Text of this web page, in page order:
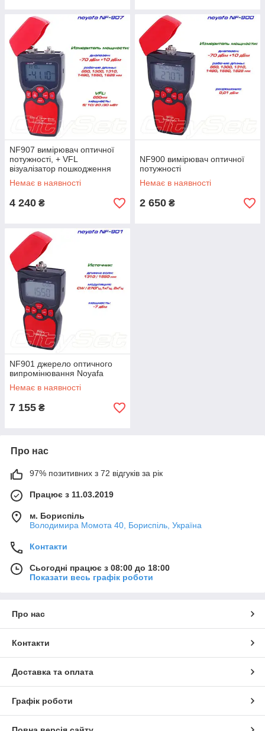
NF907 вимірювач оптичної
потужності, + VFL
візуалізатор пошкодження
оптичного волокна
Немає в наявності
4 240 ₴
NF900 вимірювач оптичної
потужності
Немає в наявності
2 650 ₴
NF901 джерело оптичного
випромінювання Noyafa
Немає в наявності
7 155 ₴
Про нас
97% позитивних з 72 відгуків за рік
Працює з 11.03.2019
м. Бориспіль
Володимира Момота 40, Бориспіль, Україна
Контакти
Сьогодні працює з 08:00 до 18:00
Показати весь графік роботи
Про нас
Контакти
Доставка та оплата
Графік роботи